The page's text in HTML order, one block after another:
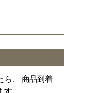
ら、 商品到着
。